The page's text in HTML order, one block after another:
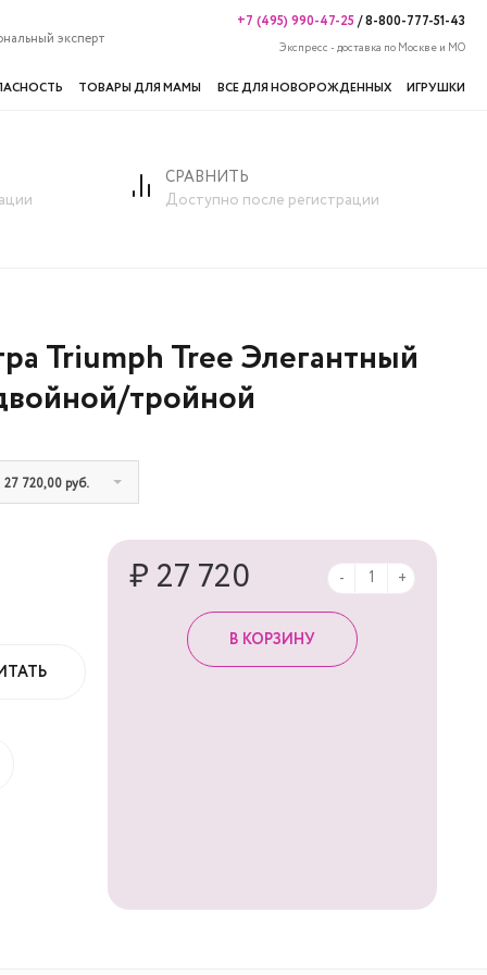
эксперт
+7 (495) 990-47-25/8-800-777-51-43
Экспресс - доставка по Москве и МО
ТОВАРЫ ДЛЯ МАМЫ ВСЕ ДЛЯ НОВОРОЖДЕННЫХ ИГРУШКИ
двойной/тройной
СРАВНИТЬ
Доступно после регистрации
Triumph Tree Элегантный
тройной
720,00 руб.
₽ 27 720 - +